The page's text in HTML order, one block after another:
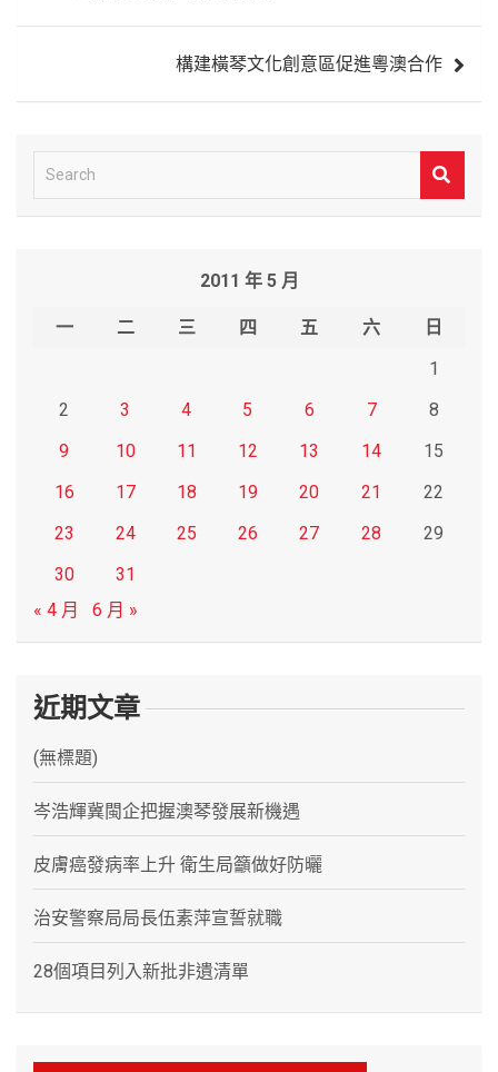
構建橫琴文化創意區促進粵澳合作
e
2011 年 5 月
一 二 三 四 五 六
日
1
2
3 4 5 6 7
8
9
10 11 12 13 14
15
16
17 18 19 20 21
22
23
24 25 26 27 28
29
30
31
« 4 月
6 月 »
近期文章
(無標題)
岑浩輝冀閩企把握澳琴發展新機遇
皮膚癌發病率上升 衛生局籲做好防曬
治安警察局局長伍素萍宣誓就職
28個項目列入新批非遺清單